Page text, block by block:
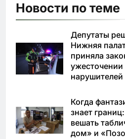
Новости по теме
Депутаты
Нижняя
приняла
ужесточении
Когда
знает
вешать
дом» и